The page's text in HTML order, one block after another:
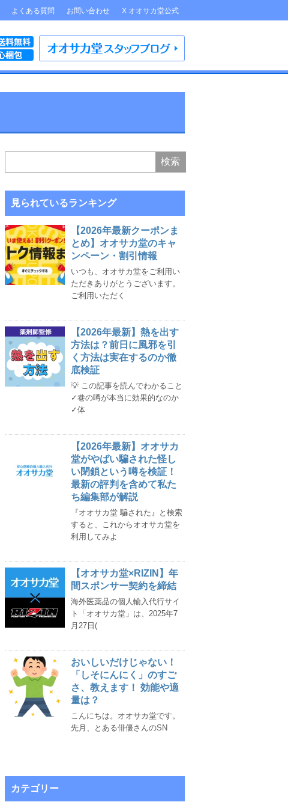
よくある質問 お問い合わせ X オオサカ堂公式
見られているランキング
【2026年最新クーポンま
とめ】オオサカ堂のキャ
ンペーン・割引情報
いつも、オオサカ堂をご利用い
ただきありがとうございます。
ご利用いただく
【2026年最新】熱を出す
方法は？前日に風邪を引
く方法は実在するのか徹
底検証
💡 この記事を読んでわかること
✓巷の噂が本当に効果的なのか
✓体
【2026年最新】オオサカ
堂がやばい騙された怪し
い閉鎖という噂を検証！
最新の評判を含めて私た
ち編集部が解説
『オオサカ堂 騙された』と検索
すると、これからオオサカ堂を
利用してみよ
【オオサカ堂×RIZIN】年
間スポンサー契約を締結
海外医薬品の個人輸入代行サイ
ト「オオサカ堂」は、2025年7
月27日(
おいしいだけじゃない！
「しそにんにく」のすご
さ、教えます！ 効能や適
量は？
こんにちは。オオサカ堂です。
先月、とある俳優さんのSN
カテゴリー